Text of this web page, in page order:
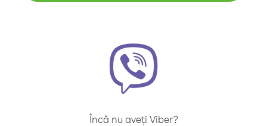
Încă nu aveți Viber?